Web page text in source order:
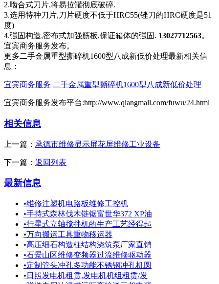
2.啮合式刀片,将易拉罐彻底破碎.
3.选用特种刀片,刀片硬度不低于HRC55(锉刀的HRC硬度是51
度)
4.强固构造,密布式加强筋板,保证箱体的强固. 13027712563。
宜宾商务服务发布。
更多二手金属重型撕碎机1600型八成新低价处理最新相关信
息：
宜宾商务服务 二手金属重型撕碎机1600型八成新低价处理
宜宾商务服务发布平台:http://www.qiangmall.com/fuwu/24.html
相关信息
上一篇： 承德市维修显示屏花屏维修工业设备
下一篇： 返回列表
最新信息
•维修注塑机电路板维修工控机
•手持式森林伐木链锯富世华372 XP油
•行星式立轴搅拌机的生产工艺经得起
•万向搬运工具重物移运器
•高压细石构造柱结构浇筑泵厂家直销
•石景山区维修变频器过流维修驱动器
•定制管头冲孔多功能不锈钢冲孔机圆
• 日照发电机租赁,发电机机组租赁/发